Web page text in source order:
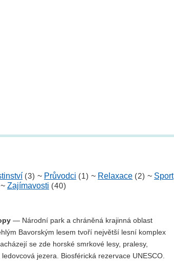
(3) ~ Průvodci (1) ~ Relaxace (2) ~ Sport
~ Zajímavosti (40)
— Národní park a chráněná krajinná oblast
Bavorským lesem tvoří největší lesní komplex
se zde horské smrkové lesy, pralesy,
jezera. Biosférická rezervace UNESCO.